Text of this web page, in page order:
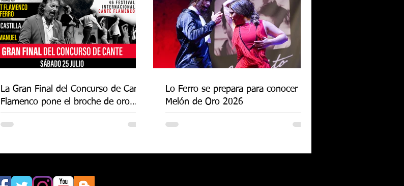
La Gran Final del Concurso de Cante
Flamenco pone el broche de oro
este sábado a la 46.ª edición del
Festival Internacional de Lo Ferro
Lo Ferro se prepara para conocer al
Melón de Oro 2026